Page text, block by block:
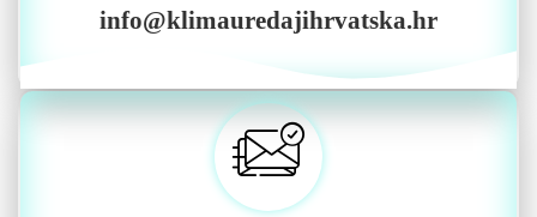
info@klimauredajihrvatska.hr